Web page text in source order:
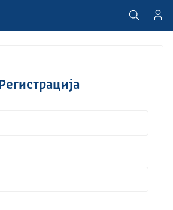
Регистрација